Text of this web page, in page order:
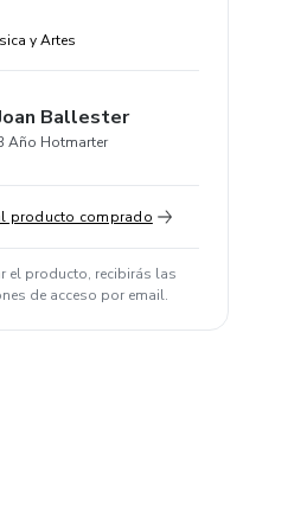
y Artes
Ballester
Año Hotmarter
producto comprado
el producto, recibirás las
de acceso por email.